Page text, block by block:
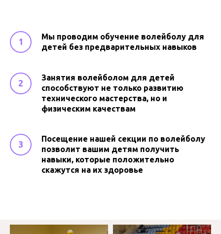
Мы проводим обучение волейболу для
детей без предварительных навыков
Занятия волейболом для детей
способствуют не только развитию
технического мастерства, но и
физическим качествам
Посещение нашей секции по волейболу
позволит вашим детям получить
навыки, которые положительно
скажутся на их здоровье